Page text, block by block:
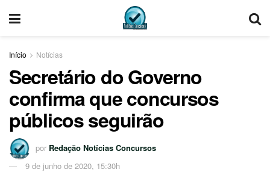
Início Notícias
Secretário do Governo
confirma que concursos
públicos seguirão
por Redação Notícias Concursos
9 de junho de 2020, 15:30h